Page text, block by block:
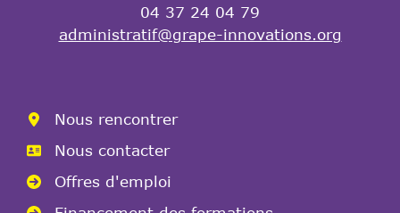
04 37 24 04 79
administratif@grape-innovations.org
Nous rencontrer
Nous contacter
Offres d'emploi